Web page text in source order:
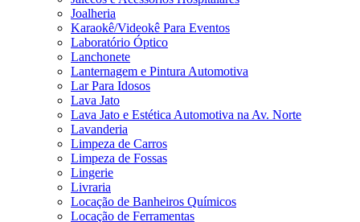
Joalheria
Karaokê/Videokê Para Eventos
Laboratório Óptico
Lanchonete
Lanternagem e Pintura Automotiva
Lar Para Idosos
Lava Jato
Lava Jato e Estética Automotiva na Av. Norte
Lavanderia
Limpeza de Carros
Limpeza de Fossas
Lingerie
Livraria
Locação de Banheiros Químicos
Locação de Ferramentas